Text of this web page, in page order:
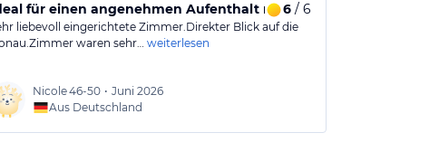
für einen angenehmen Aufenthalt mit liebevoller
6/ 6
liebevoll eingerichtete Zimmer.Direkter Blick auf die
waren sehr… weiterlesen
Nicole46-50 • Juni 2026
Aus Deutschland